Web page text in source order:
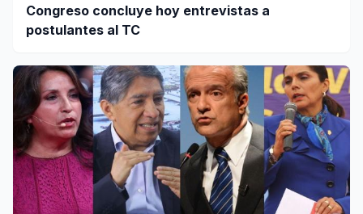
Congreso concluye hoy entrevistas a
postulantes al TC